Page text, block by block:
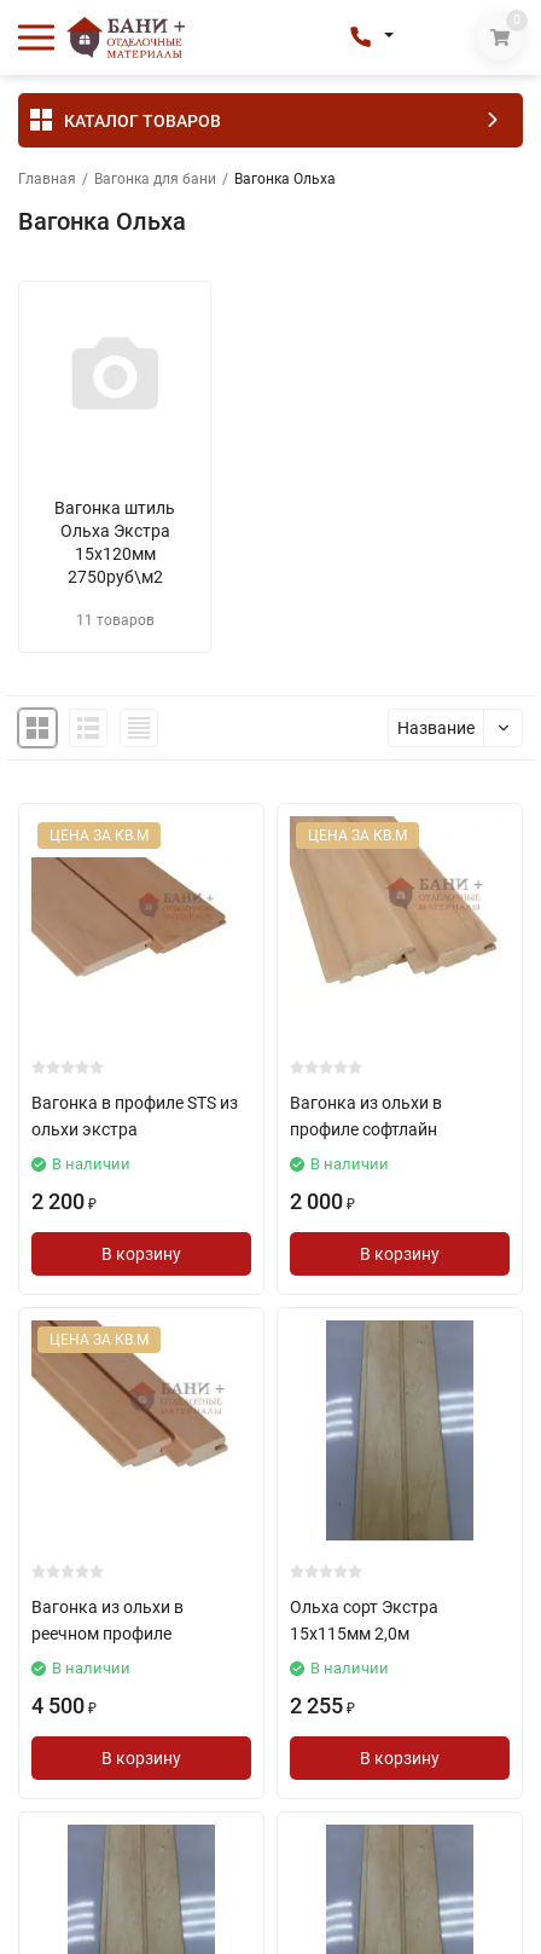
0
КАТАЛОГ ТОВАРОВ
Главная / Вагонка для бани / Вагонка Ольха
Вагонка Ольха
Вагонка штиль
Ольха Экстра
15х120мм
2750руб\м2
11 товаров
Название
ЦЕНА ЗА КВ.М
Вагонка в профиле STS из
ольхи экстра
В наличии
2 200 ₽
В корзину
ЦЕНА ЗА КВ.М
Вагонка из ольхи в
профиле софтлайн
В наличии
2 000 ₽
В корзину
ЦЕНА ЗА КВ.М
Вагонка из ольхи в
реечном профиле
В наличии
4 500 ₽
В корзину
Ольха сорт Экстра
15х115мм 2,0м
В наличии
2 255 ₽
В корзину